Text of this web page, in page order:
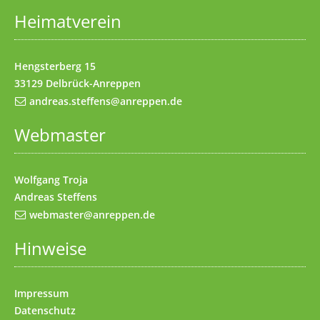
Impressum(Access key 8)
Kontakt(Access key 9)
Heimatverein
Hengsterberg 15
33129 Delbrück-Anreppen
andreas.steffens@anreppen.de
Webmaster
Wolfgang Troja
Andreas Steffens
webmaster@anreppen.de
Hinweise
Impressum
Datenschutz